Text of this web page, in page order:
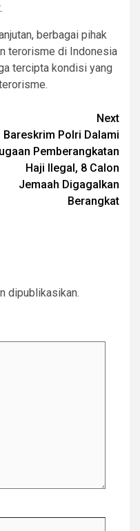
berbagai pihak
terorisme di Indonesia
tercipta kondisi yang
Next
Bareskrim Polri Dalami
Pemberangkatan
Haji Ilegal, 8 Calon
Jemaah Digagalkan
Berangkat
dipublikasikan.